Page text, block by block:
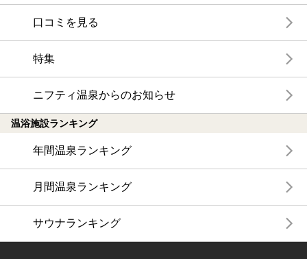
口コミを見る
特集
ニフティ温泉からのお知らせ
温浴施設ランキング
年間温泉ランキング
月間温泉ランキング
サウナランキング